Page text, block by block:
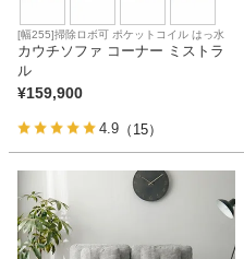
[幅255]掃除ロボ可 ポケットコイル はっ水
カウチソファ コーナー ミストラ
ル
¥159,900
4.9 （15）